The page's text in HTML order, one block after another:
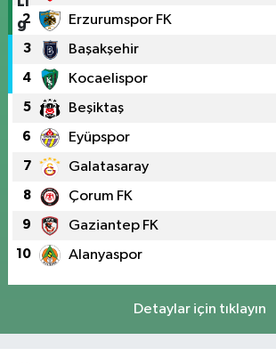
2 Erzurumspor FK
3 Başakşehir
4 Kocaelispor
5 Beşiktaş
6 Eyüpspor
7 Galatasaray
8 Çorum FK
9 Gaziantep FK
10 Alanyaspor
Detaylar için tıklayın